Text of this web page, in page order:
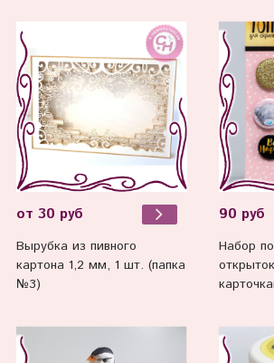
от 30 руб
Вырубка из пивного
картона 1,2 мм, 1 шт. (папка
№3)
90 руб
Набор